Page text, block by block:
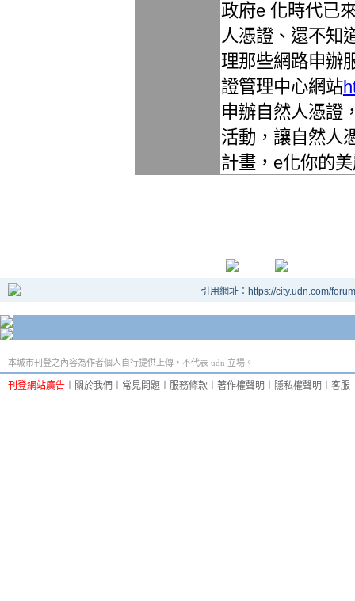
政府e 化時代已
人憑證、還不知
理那些網路申辦
證管理中心網站
申辦自然人憑證
活動，讓自然人
計畫，e化你的
引用網址：https://city.udn.com/
本城市刊登之內容為作者個人自行提供上傳，不代表 udn 立場。
刊登網站廣告 關於我們 常見問題 服務條款 著作權聲明 隱私權聲明 客服